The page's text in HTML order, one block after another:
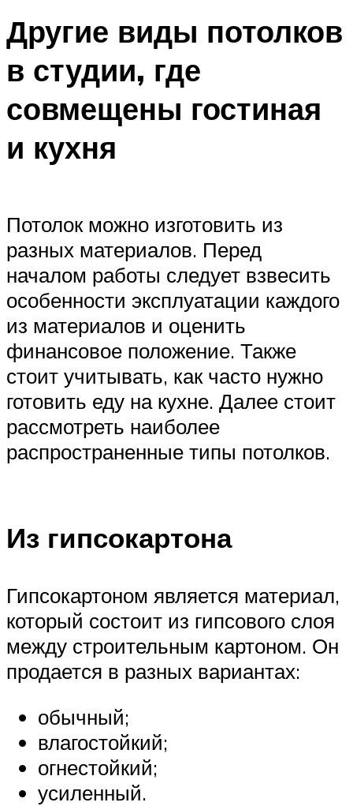
Другие виды потолков
в студии, где
совмещены гостиная
и кухня
Потолок можно изготовить из
разных материалов. Перед
началом работы следует взвесить
особенности эксплуатации каждого
из материалов и оценить
финансовое положение. Также
стоит учитывать, как часто нужно
готовить еду на кухне. Далее стоит
рассмотреть наиболее
распространенные типы потолков.
Из гипсокартона
Гипсокартоном является материал,
который состоит из гипсового слоя
между строительным картоном. Он
продается в разных вариантах:
обычный;
влагостойкий;
огнестойкий;
усиленный.